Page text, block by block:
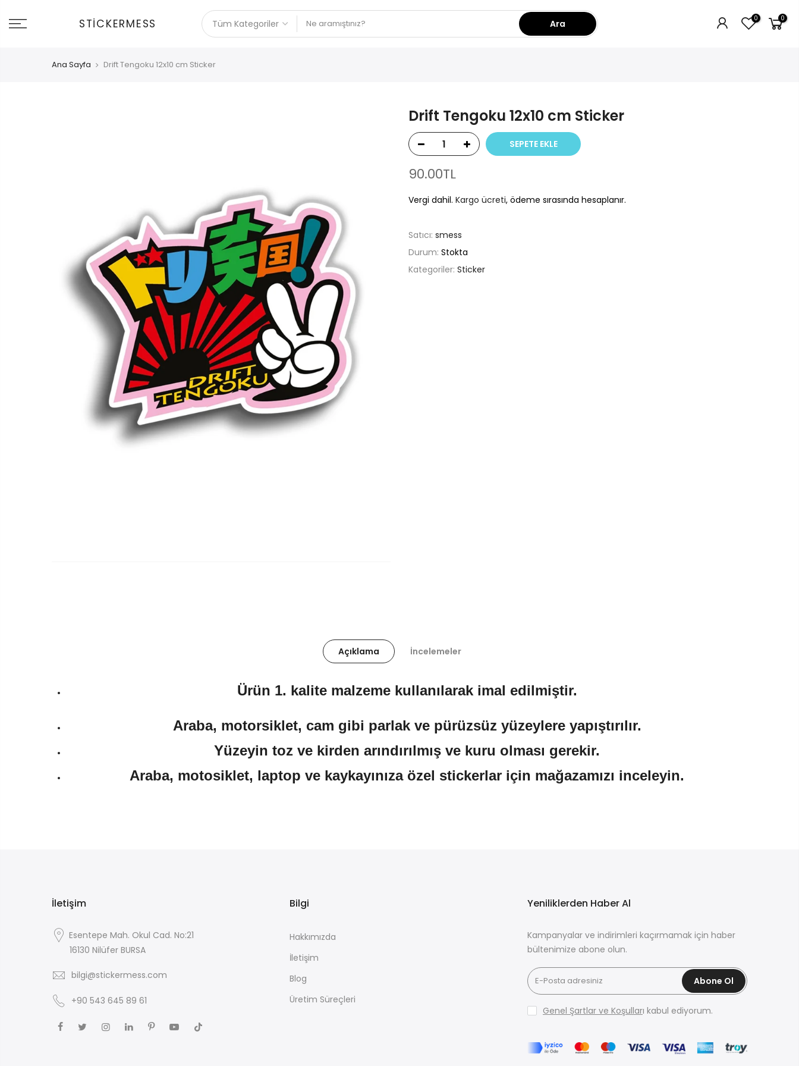
git
STICKERMESS Ara 0 0
Ana Sayfa Drift Tengoku 12x10 cm Sticker
Drift Tengoku 12x10 cm Sticker
SEPETE EKLE
90.00TL
Vergi dahil. Kargo ücreti, ödeme sırasında hesaplanır.
Satıcı: smess
Durum: Stokta
Kategoriler: Sticker
Açıklama İncelemeler
Ürün 1. kalite malzeme kullanılarak imal edilmiştir.
Araba, motorsiklet, cam gibi parlak ve pürüzsüz yüzeylere yapıştırılır.
Yüzeyin toz ve kirden arındırılmış ve kuru olması gerekir.
Araba, motosiklet, laptop ve kaykayınıza özel stickerlar için mağazamızı inceleyin.
İletişim
Esentepe Mah. Okul Cad. No:21
16130 Nilüfer BURSA
bilgi@stickermess.com
+90 543 645 89 61
Bilgi
Hakkımızda
İletişim
Blog
Üretim Süreçleri
Yeniliklerden Haber Al
Kampanyalar ve indirimleri kaçırmamak için haber
bültenimize abone olun.
Abone Ol
Genel Şartlar ve Koşulları kabul ediyorum.